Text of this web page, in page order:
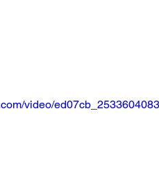
video/